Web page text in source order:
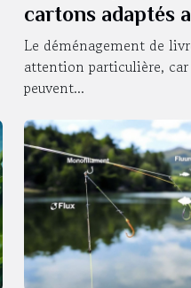
cartons adaptés
déménagement
Le déménagement de
attention particulière, car
peuvent...